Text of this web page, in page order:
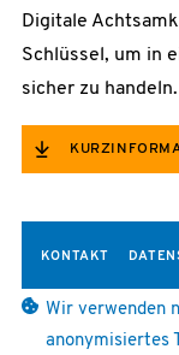
Digitale
Schlüssel, um in
sicher zu handeln.
KONTAKT
Wir verwenden
anonymisiertes